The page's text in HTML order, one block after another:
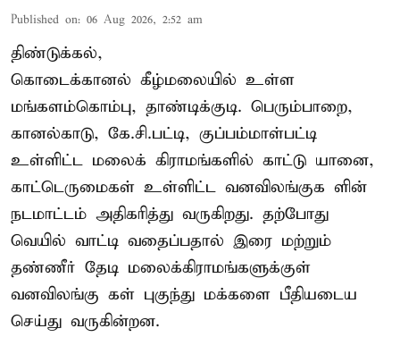
Published on: 06 Aug 2026, 2:52 am
திண்டுக்கல்,
கொடைக்கானல் கீழ்மலையில் உள்ள
மங்களம்கொம்பு, தாண்டிக்குடி. பெரும்பாறை,
கானல்காடு, கே.சி.பட்டி, குப்பம்மாள்பட்டி
உள்ளிட்ட மலைக் கிராமங்களில் காட்டு யானை,
காட்டெருமைகள் உள்ளிட்ட வனவிலங்குக ளின்
நடமாட்டம் அதிகரித்து வருகிறது. தற்போது
வெயில் வாட்டி வதைப்பதால் இரை மற்றும்
தண்ணீர் தேடி மலைக்கிராமங்களுக்குள்
வனவிலங்கு கள் புகுந்து மக்களை பீதியடைய
செய்து வருகின்றன.